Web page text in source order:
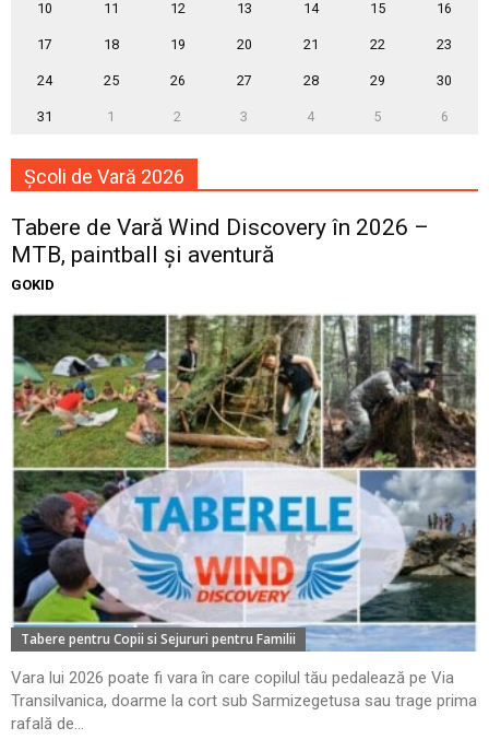
10 11 12 13 14 15 16
17 18 19 20 21 22 23
24 25 26 27 28 29 30
31 1 2 3 4 5 6
Școli de Vară 2026
Tabere de Vară Wind Discovery în 2026 –
MTB, paintball și aventură
GOKID
Tabere pentru Copii si Sejururi pentru Familii
Vara lui 2026 poate fi vara în care copilul tău pedalează pe Via
Transilvanica, doarme la cort sub Sarmizegetusa sau trage prima
rafală de...